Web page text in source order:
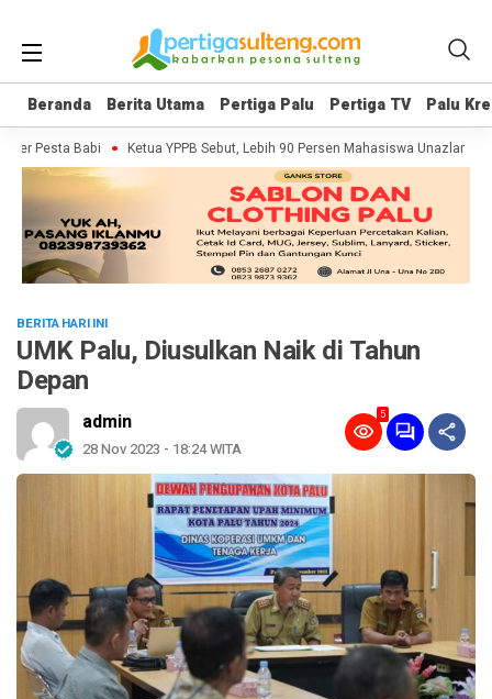
Beranda Berita Utama Pertiga Palu Pertiga TV Palu
Beranda Berita Utama Pertiga Palu Pertiga TV Palu
Pesta Babi Ketua YPPB Sebut, Lebih 90 Persen Mahasiswa Unazlam
BERITA HARI INI
UMK Palu, Diusulkan Naik di Tahun
Depan
admin
28 Nov 2023 - 18:24 WITA
5